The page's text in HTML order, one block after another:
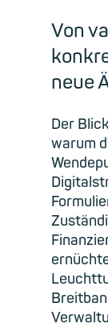
Von
neue
Der
warum